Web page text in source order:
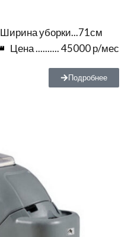
Ширина уборки...71см
Цена .......... 45000 р/мес
Подробнее